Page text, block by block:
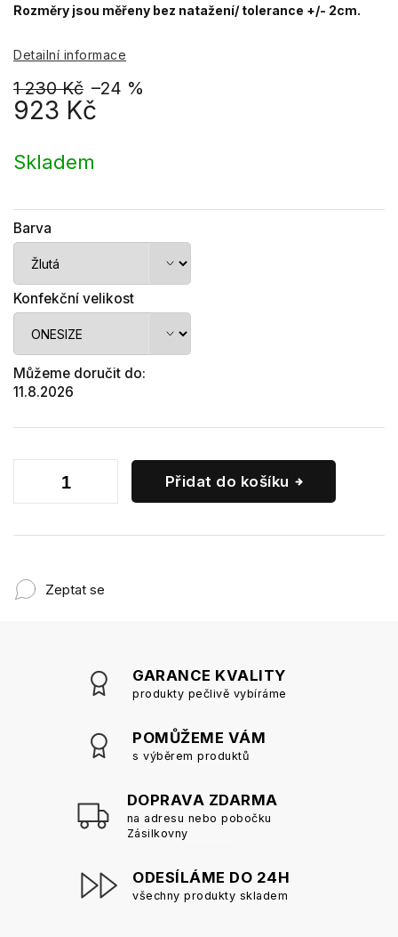
1 230 Kč –24 %
923 Kč
cena:
Skladem
Barva
Konfekční velikost
Můžeme doručit do:
11.8.2026
Přidat do košíku
Rozměry jsou měřeny bez natažení/ tolerance +/- 2cm.
Detailní informace
Zeptat se
GARANCE KVALITY
produkty pečlivě vybíráme
POMŮŽEME VÁM
s výběrem produktů
DOPRAVA ZDARMA
na adresu nebo pobočku
Zásilkovny
ODESÍLÁME DO 24H
všechny produkty skladem